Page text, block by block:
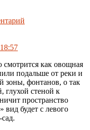
как овощная
подальше от реки и
зоны, фонтанов, о так
глухой стеной к
пространство
вид будет с левого